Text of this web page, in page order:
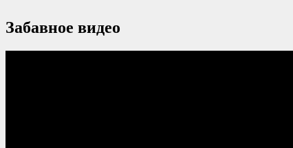
Забавное видео